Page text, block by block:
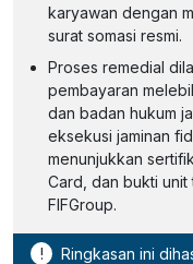
karyawan dengan
surat somasi resmi.
Proses remedial
pembayaran
dan badan hukum
eksekusi jaminan
menunjukkan
Card, dan bukti
FIFGroup.
! Ringkasan ini